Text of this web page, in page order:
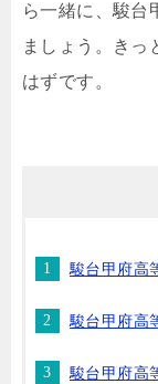
ら一緒に、駿台
ましょう。きっ
はずです。
駿台甲府高
駿台甲府高
駿台甲府高